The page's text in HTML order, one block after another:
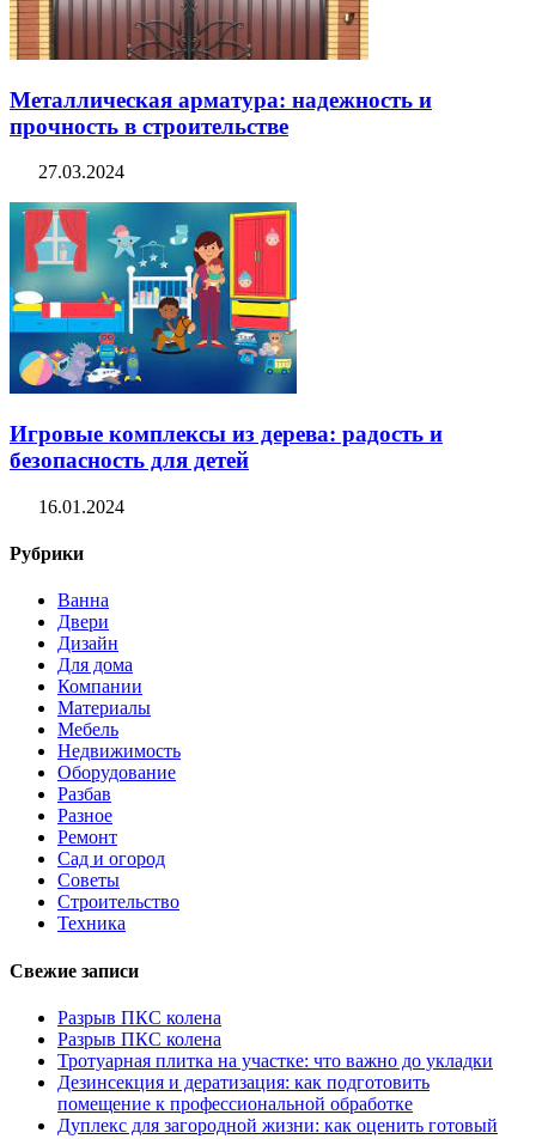
Металлическая арматура: надежность и
прочность в строительстве
27.03.2024
Игровые комплексы из дерева: радость и
безопасность для детей
16.01.2024
Рубрики
Ванна
Двери
Дизайн
Для дома
Компании
Материалы
Мебель
Недвижимость
Оборудование
Разбав
Разное
Ремонт
Сад и огород
Советы
Строительство
Техника
Свежие записи
Разрыв ПКС колена
Разрыв ПКС колена
Тротуарная плитка на участке: что важно до укладки
Дезинсекция и дератизация: как подготовить
помещение к профессиональной обработке
Дуплекс для загородной жизни: как оценить готовый